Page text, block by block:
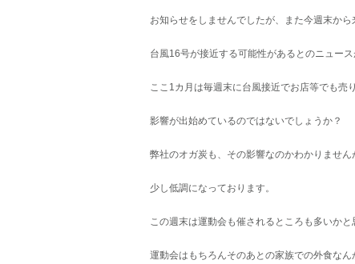
お知らせをしませんでしたが、また今週末から
台風16号が接近する可能性があるとのニュース
ここ1カ月は毎週末に台風接近でお店等でも売
影響が出始めているのではないでしょうか？
弊社のオガ炭も、その影響なのかわかりません
少し低調になっております。
この週末は運動会も催されるところも多いかと
運動会はもちろんそのあとの家族での外食なん